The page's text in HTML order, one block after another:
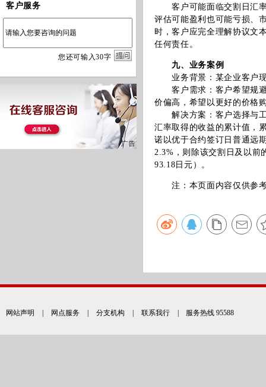
客户服务
您还可输入30字
客户可能面临交割日汇率
评估可能盈利也可能亏损、
时，客户应完全理解协议文
任何责任。
九、业务案例
业务背景：某企业客户现
客户需求：客户希望规避
价偏高，希望以更好的价格
解决方案：客户选择与工
汇率取得的收益的累计值，
诺以优于合约签订日普通远
2.3%，则除该交割日及以前
93.18日元）。
注：本页面内容仅供参考
网站声明 网点服务 分支机构 联系我行 | 服务热线 95588